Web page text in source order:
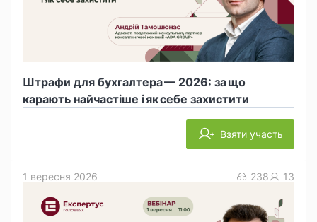
Штрафи для бухгалтера — 2026: за що
карають найчастіше і як себе захистити
Взяти участь
1 вересня 2026 238 13